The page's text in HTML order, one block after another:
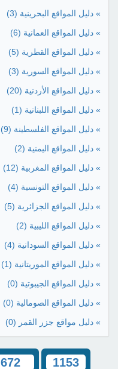
» دليل المواقع البحرينية (3)
» دليل المواقع العمانية (6)
» دليل المواقع القطرية (5)
» دليل المواقع السورية (3)
» دليل المواقع الأردنية (20)
» دليل المواقع اللبنانية (1)
» دليل المواقع الفلسطينة (9)
» دليل المواقع اليمنية (2)
» دليل المواقع المغربية (12)
» دليل المواقع التونسية (4)
» دليل المواقع الجزائرية (5)
» دليل المواقع الليبية (2)
» دليل المواقع السودانية (4)
» دليل المواقع الموريتانية (1)
» دليل المواقع الجيبوتية (0)
» دليل المواقع الصومالية (0)
» دليل مواقع جزر القمر (0)
1153
672